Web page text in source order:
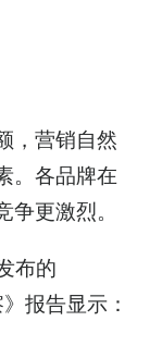
，营销自然
。各品牌在
更激烈。
布的
报告显示：